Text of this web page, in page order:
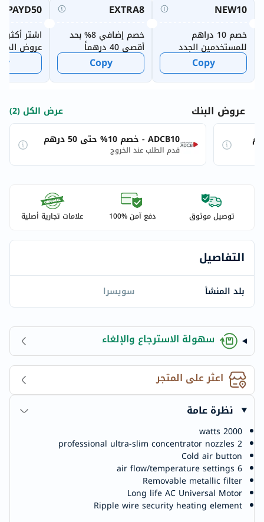
NEW10
خصم 10 دراهم
للمستخدمين الجدد
Copy
EXTRA8
خصم إضافي 8% بحد
أقصى 40 درهماً
Copy
PAYD50
اشتر أكثر
عروض
الأسبوعية
عروض البنك
عرض الكل (2)
ADCB10 - خصم 10% حتى 50 درهم
قدم الطلب عند الخروج
توصيل موثوق دفع آمن %100 علامات تجارية أصلية
التفاصيل
بلد المنشأ سويسرا
سهولة الاسترجاع والإلغاء
اعثر على المتجر
نظرة عامة
2000 watts
2 professional ultra-slim concentrator nozzles
Cold air button
6 air flow/temperature settings
Removable metallic filter
Long life AC Universal Motor
Ripple wire security heating element